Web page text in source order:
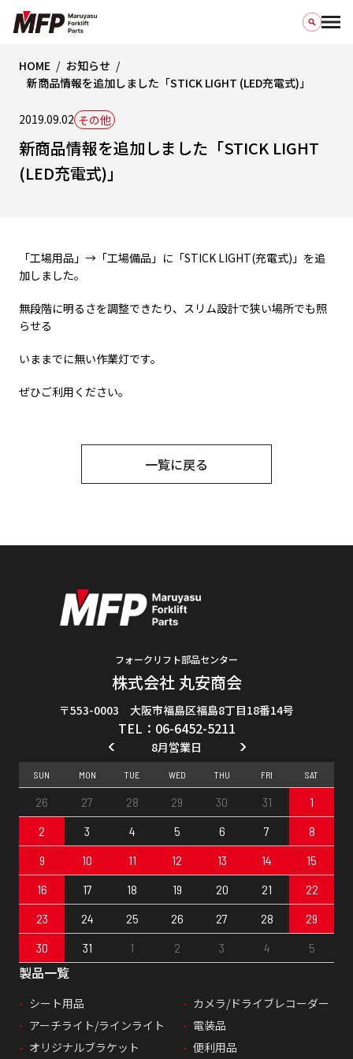
HOME
お知らせ
新商品情報を追加しました「STICK LIGHT (LED充電式)」
2019.09.02 その他
新商品情報を追加しました「STICK LIGHT
(LED充電式)」
「工場用品」→「工場備品」に「STICK LIGHT(充電式)」を追
加しました。
無段階に明るさを調整できたり、スリム設計で狭い場所でも照
らせる
いままでに無い作業灯です。
ぜひご利用ください。
一覧に戻る
フォークリフト部品センター
株式会社 丸安商会
〒553-0003 大阪市福島区福島8丁目18番14号
TEL：06-6452-5211
製品一覧
シート用品
カメラ/ドライブレコーダー
アーチライト/ラインライト
電装品
オリジナルブラケット
便利用品
8月営業日
SUN MON TUE WED THU FRI SAT
26 27 28 29 30 31
1
2
3 4 5 6 7
8
9
10 11 12 13 14
15
16
17 18 19 20 21
22
23
24 25 26 27 28
29
30
31 1 2 3 4 5